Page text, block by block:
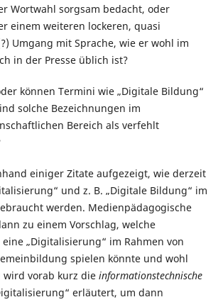
Wortwahl sorgsam bedacht, oder
einem weiteren lockeren, quasi
Umgang mit Sprache, wie er wohl im
in der Presse üblich ist?
können Termini wie „Digitale Bildung“
solche Bezeichnungen im
Bereich als verfehlt
einiger Zitate aufgezeigt, wie derzeit
und z. B. „Digitale Bildung“ im
werden. Medienpädagogische
zu einem Vorschlag, welche
„Digitalisierung“ im Rahmen von
spielen könnte und wohl
wird vorab kurz die informationstechnische
erläutert, um dann